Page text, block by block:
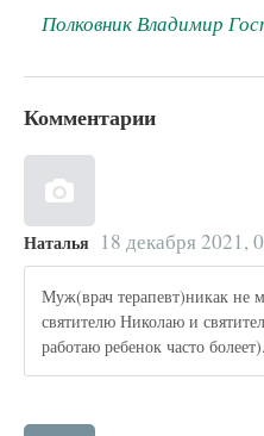
Полковник Владимир
Комментарии
Наталья 18 декабря 2021,
Муж(врач терапевт)никак не
святителю Николаю и
работаю ребенок часто